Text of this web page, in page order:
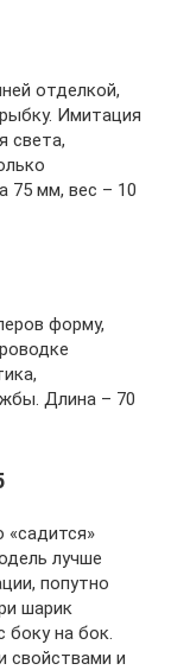
отделкой,
Имитация
света,
75 мм, вес – 10
форму,
Длина – 70
«садится»
лучше
попутно
шарик
боку на бок.
свойствами и